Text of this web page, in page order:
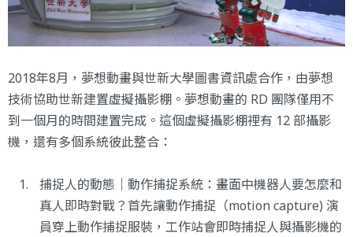
2018年8月，夢想動畫與世新大學圖書資訊處合作，由夢想
技術協助世新建置虛擬攝影棚。夢想動畫的 RD 團隊僅用不
到一個月的時間建置完成。這個虛擬攝影棚裡有 12 部攝影
機，還有多個系統彼此整合：
捕捉人的動態｜動作捕捉系統：畫面中機器人要怎麼和
真人即時對戰？首先讓動作捕捉（motion capture) 演
員穿上動作捕捉服裝，工作站會即時捕捉人與攝影機的